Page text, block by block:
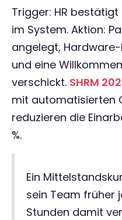
Trigger: HR
im System. Aktion:
angelegt,
und eine
verschickt. SHRM
mit automatisierten
reduzieren die
%.
Ein
sein Team früher
Stunden damit